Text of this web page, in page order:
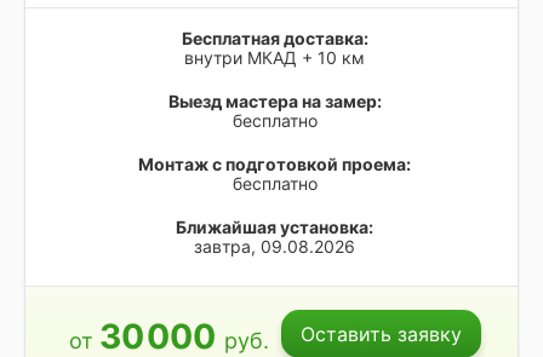
Бесплатная доставка:
внутри МКАД + 10 км
Выезд мастера на замер:
бесплатно
Монтаж с подготовкой проема:
бесплатно
Ближайшая установка:
завтра, 09.08.2026
от 30000 руб. Оставить заявку